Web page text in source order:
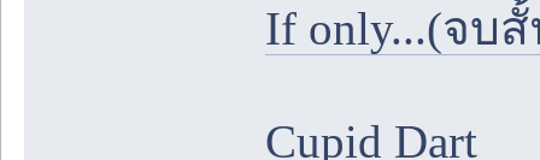
If only...(จบ
Cupid Dart